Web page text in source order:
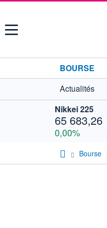
Menu
BOURSE
Actualités
Nikkei 225
65 683,26
0,00%
Bourse